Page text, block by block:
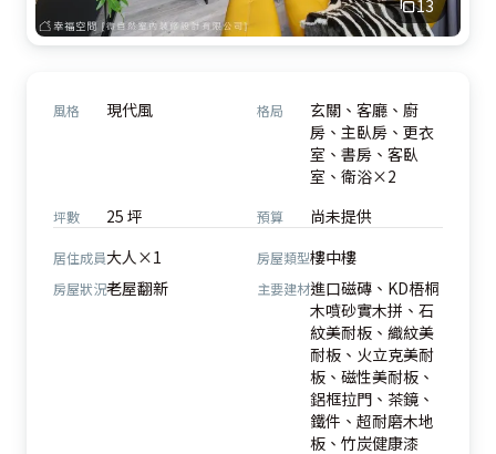
13
風格 現代風 格局
玄關、客廳、廚
房、主臥房、更衣
室、書房、客臥
室、衛浴×2
坪數 25 坪 預算 尚未提供
居住成員大人×1 房屋類型樓中樓
房屋狀況老屋翻新 主要建材進口磁磚、KD梧桐
木噴砂實木拼、石
紋美耐板、織紋美
耐板、火立克美耐
板、磁性美耐板、
鋁框拉門、茶鏡、
鐵件、超耐磨木地
板、竹炭健康漆